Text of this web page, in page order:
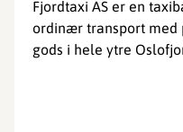
Fjordtaxi AS er en
ordinær transport med
gods i hele ytre